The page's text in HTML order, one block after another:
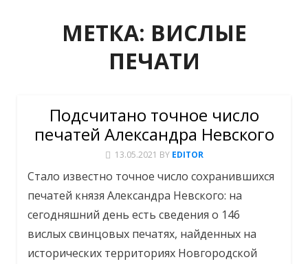
МЕТКА: ВИСЛЫЕ
ПЕЧАТИ
Подсчитано точное число
печатей Александра Невского
13.05.2021 BY EDITOR
Стало известно точное число сохранившихся
печатей князя Александра Невского: на
сегодняшний день есть сведения о 146
вислых свинцовых печатях, найденных на
исторических территориях Новгородской